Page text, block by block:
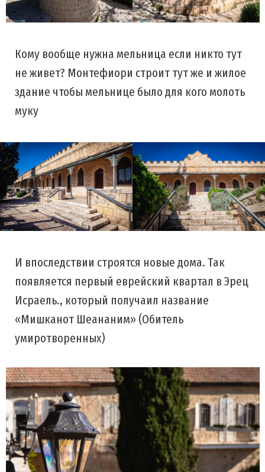
Кому вообще нужна мельница если никто тут
не живет? Монтефиори строит тут же и жилое
здание чтобы мельнице было для кого молоть
муку
И впоследствии строятся новые дома. Так
появляется первый еврейский квартал в Эрец
Исраель., который получаил название
«Мишканот Шеананим» (Обитель
умиротворенных)